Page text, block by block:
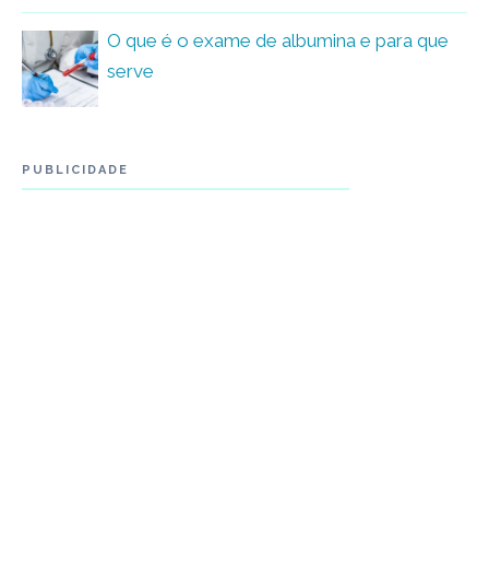
O que é o exame de albumina e para que
serve
PUBLICIDADE